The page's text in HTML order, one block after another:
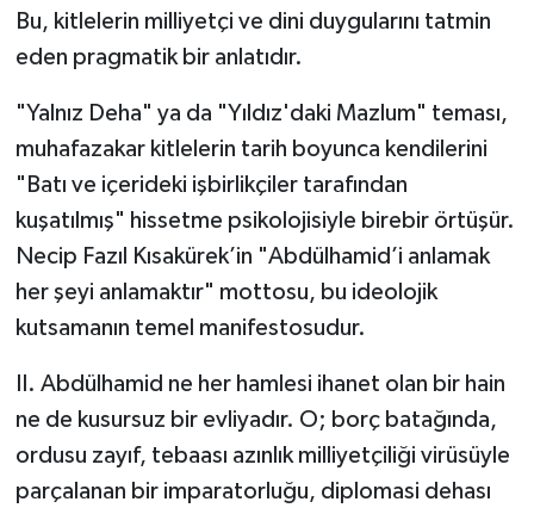
Bu, kitlelerin milliyetçi ve dini duygularını tatmin
eden pragmatik bir anlatıdır.
"Yalnız Deha" ya da "Yıldız'daki Mazlum" teması,
muhafazakar kitlelerin tarih boyunca kendilerini
"Batı ve içerideki işbirlikçiler tarafından
kuşatılmış" hissetme psikolojisiyle birebir örtüşür.
Necip Fazıl Kısakürek’in "Abdülhamid’i anlamak
her şeyi anlamaktır" mottosu, bu ideolojik
kutsamanın temel manifestosudur.
II. Abdülhamid ne her hamlesi ihanet olan bir hain
ne de kusursuz bir evliyadır. O; borç batağında,
ordusu zayıf, tebaası azınlık milliyetçiliği virüsüyle
parçalanan bir imparatorluğu, diplomasi dehası